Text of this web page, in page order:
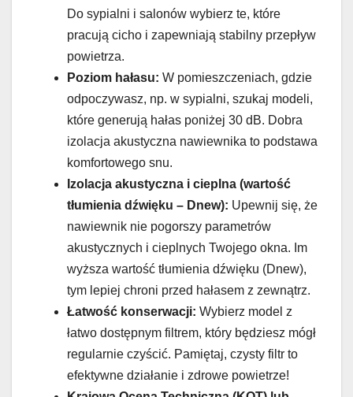
Do sypialni i salonów wybierz te, które
pracują cicho i zapewniają stabilny przepływ
powietrza.
Poziom hałasu: W pomieszczeniach, gdzie
odpoczywasz, np. w sypialni, szukaj modeli,
które generują hałas poniżej 30 dB. Dobra
izolacja akustyczna nawiewnika to podstawa
komfortowego snu.
Izolacja akustyczna i cieplna (wartość
tłumienia dźwięku – Dnew): Upewnij się, że
nawiewnik nie pogorszy parametrów
akustycznych i cieplnych Twojego okna. Im
wyższa wartość tłumienia dźwięku (Dnew),
tym lepiej chroni przed hałasem z zewnątrz.
Łatwość konserwacji: Wybierz model z
łatwo dostępnym filtrem, który będziesz mógł
regularnie czyścić. Pamiętaj, czysty filtr to
efektywne działanie i zdrowe powietrze!